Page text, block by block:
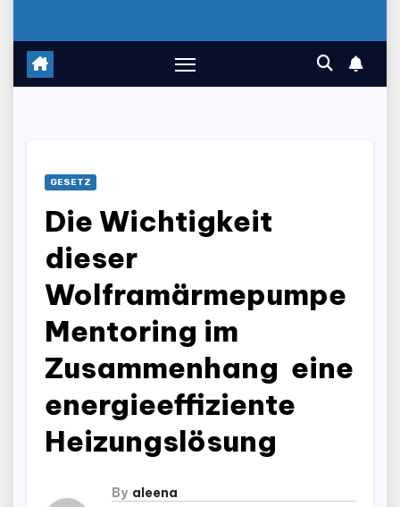
GESETZ
Die Wichtigkeit
dieser
Wolframärmepumpe
Mentoring im
Zusammenhang eine
energieeffiziente
Heizungslösung
By aleena